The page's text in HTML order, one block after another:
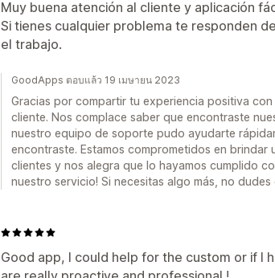
Muy buena atención al cliente y aplicación
Si tienes cualquier problema te responden
el trabajo.
GoodApps ตอบแล้ว 19 เมษายน 2023
Gracias por compartir tu experiencia positiva
cliente. Nos complace saber que encontraste
nuestro equipo de soporte pudo ayudarte
encontraste. Estamos comprometidos en brindar
clientes y nos alegra que lo hayamos cumplido
nuestro servicio! Si necesitas algo más, no
Good app, I could help for the custom or if I